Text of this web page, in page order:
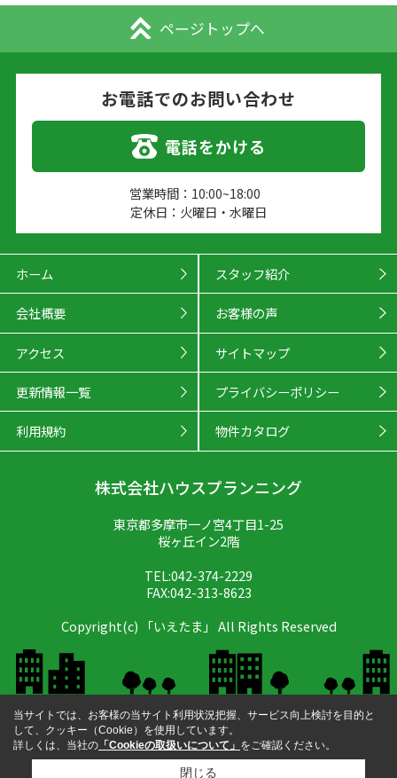
ページトップへ
お電話でのお問い合わせ
電話をかける
営業時間：10:00~18:00
定休日：火曜日・水曜日
ホーム スタッフ紹介
会社概要 お客様の声
アクセス サイトマップ
更新情報一覧 プライバシーポリシー
利用規約 物件カタログ
株式会社ハウスプランニング
東京都多摩市一ノ宮4丁目1-25
桜ヶ丘イン2階
TEL:042-374-2229
FAX:042-313-8623
Copyright(c) 「いえたま」 All Rights Reserved
当サイトでは、お客様の当サイト利用状況把握、サービス向上検討を目的と
して、クッキー（Cookie）を使用しています。
詳しくは、当社の 「Cookieの取扱いについて」 をご確認ください。
閉じる